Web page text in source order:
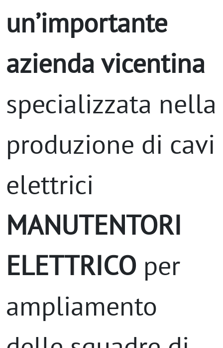
un’importante
azienda vicentina
specializzata nella
produzione di cavi
elettrici
MANUTENTORI
ELETTRICO per
ampliamento